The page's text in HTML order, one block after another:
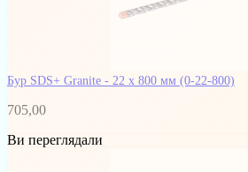
Бур SDS+ Granite - 22 x 800 мм (0-22-800)
705,00
Ви переглядали